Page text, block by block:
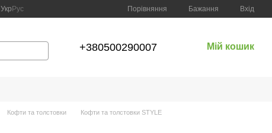
Укр Рус Порівняння Бажання Вхід
+380500290007 Мій кошик
Кофти та толстовки
Кофти та толстовки STYLE